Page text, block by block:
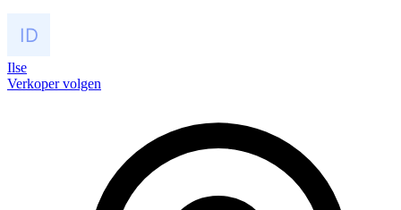
Ilse
Verkoper volgen